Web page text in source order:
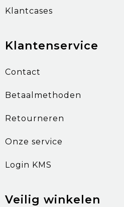
Klantcases
Klantenservice
Contact
Betaalmethoden
Retourneren
Onze service
Login KMS
Veilig winkelen